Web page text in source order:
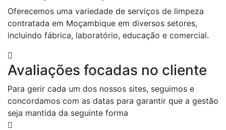
Oferecemos uma variedade de serviços de limpeza
contratada em Moçambique em diversos setores,
incluindo fábrica, laboratório, educação e comercial.
Avaliações focadas no cliente
Para gerir cada um dos nossos sites, seguimos e
concordamos com as datas para garantir que a gestão
seja mantida da seguinte forma